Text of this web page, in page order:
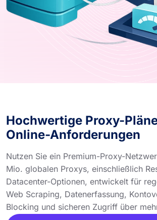
Hochwertige Proxy-
Online-Anforderungen
Nutzen Sie ein Premium-Proxy-
Mio. globalen Proxys, einschließlich
Datacenter-Optionen, entwickelt für
Web Scraping, Datenerfassung,
Blocking und sicheren Zugriff über